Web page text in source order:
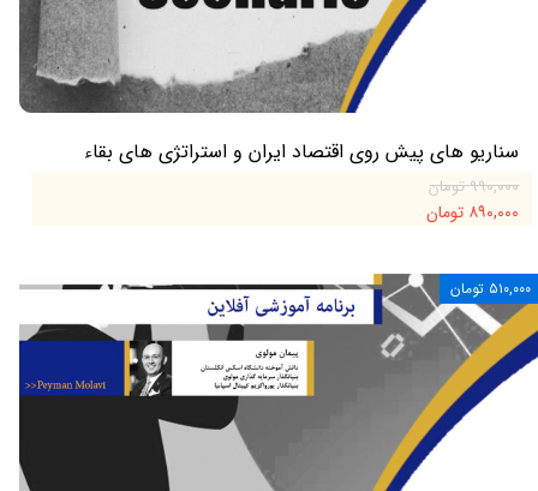
سناریو های پیش روی اقتصاد ایران و استراتژی های بقاء
۹۹۰,۰۰۰ تومان
۸۹۰,۰۰۰ تومان
۵۱۰,۰۰۰ تومان